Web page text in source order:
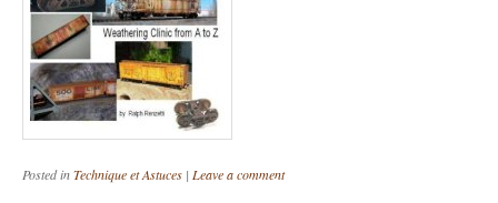
Posted inTechnique et Astuces | Leave a comment